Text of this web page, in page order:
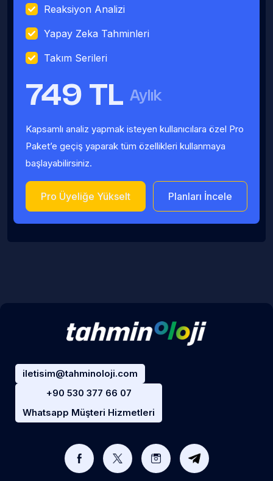
Reaksiyon Analizi
Yapay Zeka Tahminleri
Takım Serileri
749 TL Aylık
Kapsamlı analiz yapmak isteyen kullanıcılara özel Pro
Paket’e geçiş yaparak tüm özellikleri kullanmaya
başlayabilirsiniz.
Pro Üyeliğe Yükselt Planları İncele
iletisim@tahminoloji.com
+90 530 377 66 07
Whatsapp Müşteri Hizmetleri